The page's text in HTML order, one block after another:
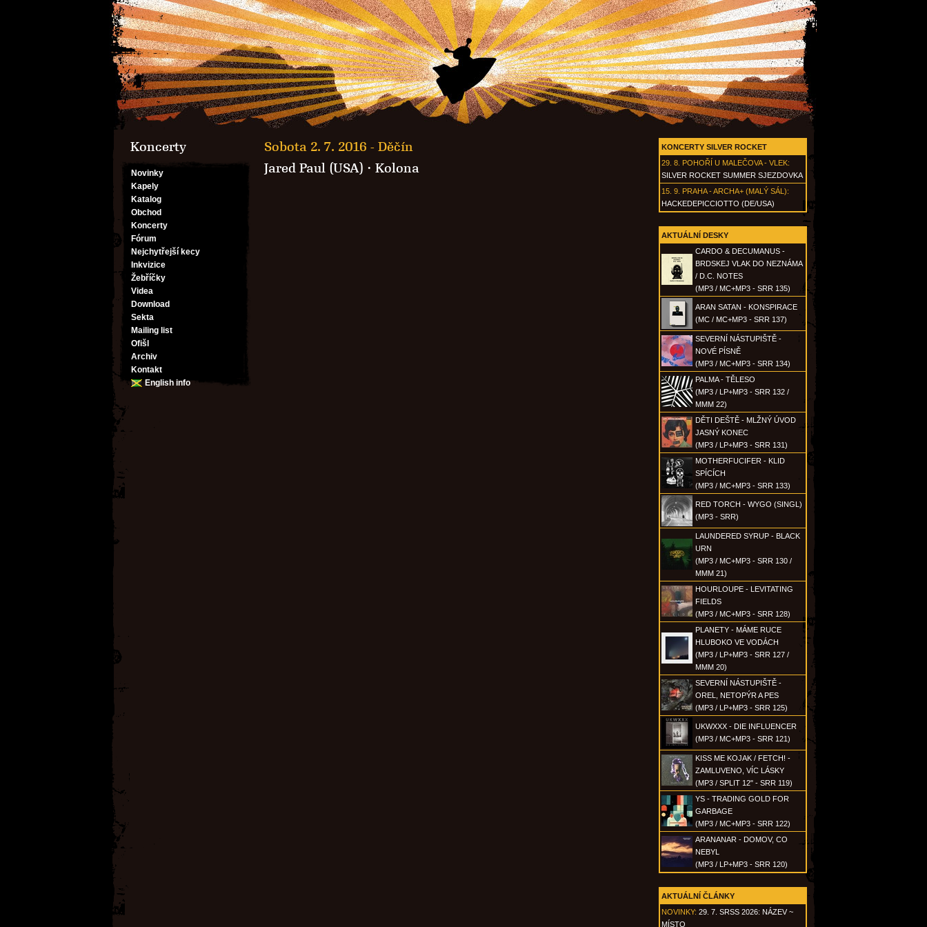
Koncerty
Novinky
Kapely
Katalog
Obchod
Koncerty
Fórum
Nejchytřejší kecy
Inkvizice
Žebříčky
Videa
Download
Sekta
Mailing list
Ofišl
Archiv
Kontakt
English info
KONCERTY SILVER ROCKET
29. 8. POHOŘÍ U MALEČOVA - VLEK:
SILVER ROCKET SUMMER SJEZDOVKA
15. 9. PRAHA - ARCHA+ (MALÝ SÁL):
HACKEDEPICCIOTTO (DE/USA)
AKTUÁLNÍ DESKY
CARDO & DECUMANUS -
BRDSKEJ VLAK DO NEZNÁMA
/ D.C. NOTES
(MP3 / MC+MP3 - SRR 135)
ARAN SATAN - KONSPIRACE
(MC / MC+MP3 - SRR 137)
SEVERNÍ NÁSTUPIŠTĚ -
NOVÉ PÍSNĚ
(MP3 / MC+MP3 - SRR 134)
PALMA - TĚLESO
(MP3 / LP+MP3 - SRR 132 /
MMM 22)
DĚTI DEŠTĚ - MLŽNÝ ÚVOD
JASNÝ KONEC
(MP3 / LP+MP3 - SRR 131)
MOTHERFUCIFER - KLID
SPÍCÍCH
(MP3 / MC+MP3 - SRR 133)
RED TORCH - WYGO (SINGL)
(MP3 - SRR)
LAUNDERED SYRUP - BLACK
URN
(MP3 / MC+MP3 - SRR 130 /
MMM 21)
HOURLOUPE - LEVITATING
FIELDS
(MP3 / MC+MP3 - SRR 128)
PLANETY - MÁME RUCE
HLUBOKO VE VODÁCH
(MP3 / LP+MP3 - SRR 127 /
MMM 20)
SEVERNÍ NÁSTUPIŠTĚ -
OREL, NETOPÝR A PES
(MP3 / LP+MP3 - SRR 125)
UKWXXX - DIE INFLUENCER
(MP3 / MC+MP3 - SRR 121)
KISS ME KOJAK / FETCH! -
ZAMLUVENO, VÍC LÁSKY
(MP3 / SPLIT 12" - SRR 119)
YS - TRADING GOLD FOR
GARBAGE
(MP3 / MC+MP3 - SRR 122)
ARANANAR - DOMOV, CO
NEBYL
(MP3 / LP+MP3 - SRR 120)
AKTUÁLNÍ ČLÁNKY
NOVINKY: 29. 7. SRSS 2026: NÁZEV ~
MÍSTO
Sobota 2. 7. 2016 - Děčín
Jared Paul (USA) · Kolona